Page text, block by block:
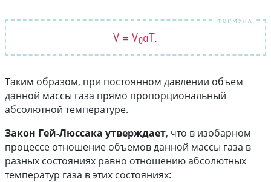
V = V0αT.
Таким образом, при постоянном давлении объем
данной массы газа прямо пропорциональный
абсолютной температуре.
Закон Гей-Люссака утверждает, что в изобарном
процессе отношение объемов данной массы газа в
разных состояниях равно отношению абсолютных
температур газа в этих состояниях: